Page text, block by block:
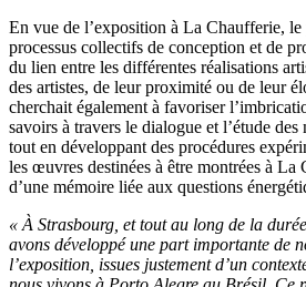
En vue de l’exposition à La Chaufferie,
processus collectifs de conception et de
du lien entre les différentes réalisations
des artistes, de leur proximité ou de leur
cherchait également à favoriser
savoirs à travers le dialogue et l’étude des
tout en développant des procédures
les œuvres destinées à être montrées à
d’une mémoire liée aux questions
« À Strasbourg, et tout au long de la
avons développé une part importante de
l’exposition, issues justement d’un